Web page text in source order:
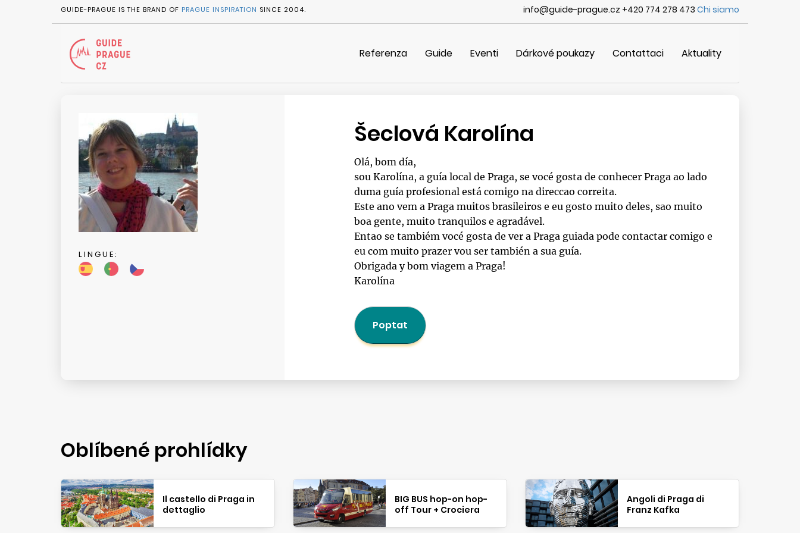
GUIDE-PRAGUE IS THE BRAND OF PRAGUE INSPIRATION SINCE 2004. info@guide-prague.cz +420 774 278 473 Chi siamo
Referenza Guide Eventi Dárkové poukazy Contattaci Aktuality
LINGUE:
Šeclová Karolína
Olá, bom día,
sou Karolína, a guía local de Praga, se vocé gosta de conhecer Praga ao lado
duma guía profesional está comigo na direccao correita.
Este ano vem a Praga muitos brasileiros e eu gosto muito deles, sao muito
boa gente, muito tranquilos e agradável.
Entao se tambiém vocé gosta de ver a Praga guiada pode contactar comigo e
eu com muito prazer vou ser también a sua guía.
Obrigada y bom viagem a Praga!
Karolína
Poptat
Oblíbené prohlídky
Il castello di Praga in
dettaglio
BIG BUS hop-on hop-
off Tour + Crociera
Angoli di Praga di
Franz Kafka